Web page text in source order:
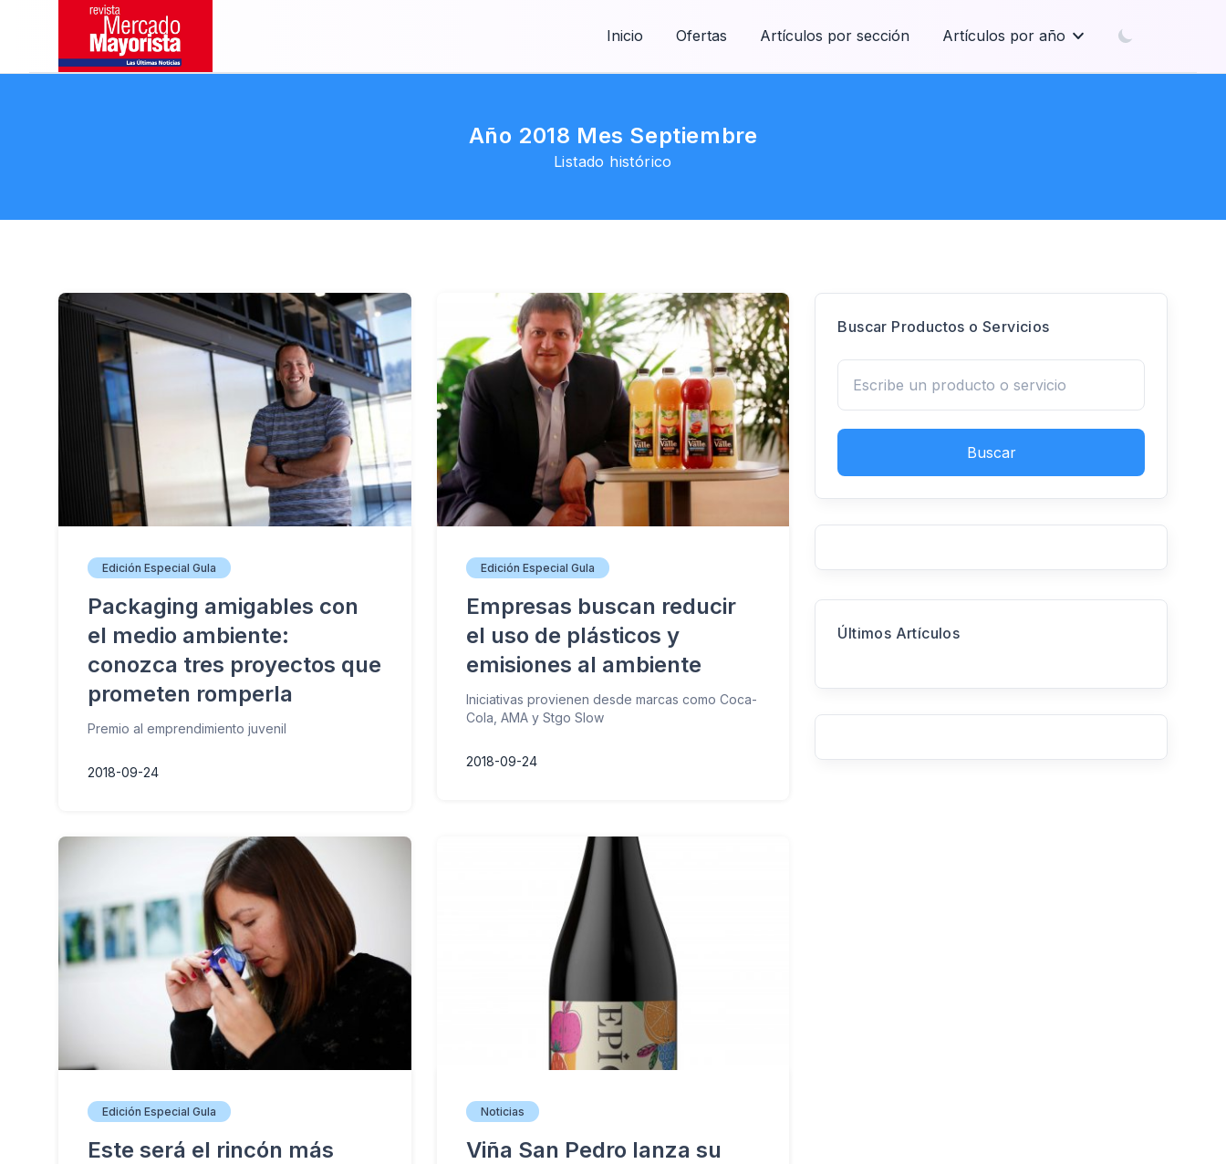
Inicio Ofertas Artículos por sección Artículos por año
Año 2018 Mes Septiembre
Listado histórico
Edición Especial Gula
Packaging amigables con
el medio ambiente:
conozca tres proyectos que
prometen romperla
Premio al emprendimiento juvenil
2018-09-24
Edición Especial Gula
Empresas buscan reducir
el uso de plásticos y
emisiones al ambiente
Iniciativas provienen desde marcas como Coca-
Cola, AMA y Stgo Slow
2018-09-24
Edición Especial Gula
Este será el rincón más
Noticias
Viña San Pedro lanza su
Buscar Productos o Servicios
Buscar
Últimos Artículos